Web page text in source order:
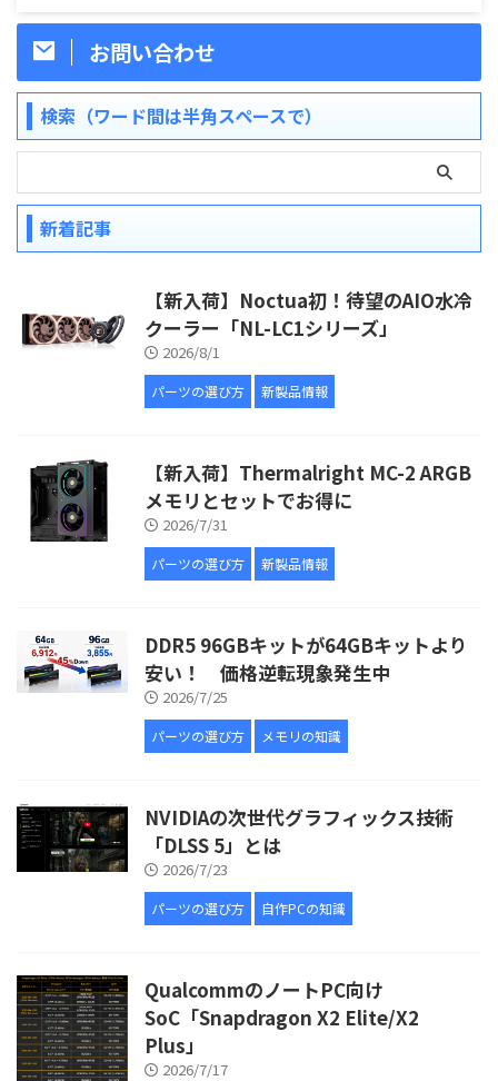
お問い合わせ
検索（ワード間は半角スペースで）
新着記事
【新入荷】Noctua初！待望のAIO水冷
クーラー「NL-LC1シリーズ」
2026/8/1
パーツの選び方 新製品情報
【新入荷】Thermalright MC-2 ARGB
メモリとセットでお得に
2026/7/31
パーツの選び方 新製品情報
DDR5 96GBキットが64GBキットより
安い！ 価格逆転現象発生中
2026/7/25
パーツの選び方 メモリの知識
NVIDIAの次世代グラフィックス技術
「DLSS 5」とは
2026/7/23
パーツの選び方 自作PCの知識
QualcommのノートPC向け
SoC「Snapdragon X2 Elite/X2
Plus」
2026/7/17